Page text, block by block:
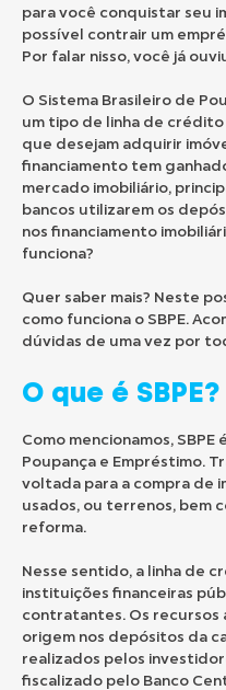
para você conquistar seu
possível contrair um
Por falar nisso, você já
O Sistema Brasileiro de
um tipo de linha de
que desejam adquirir
financiamento tem
mercado imobiliário,
bancos utilizarem os
nos financiamento
funciona?
Quer saber mais? Neste
como funciona o SBPE.
dúvidas de uma vez por
O que é SBPE?
Como mencionamos,
Poupança e Empréstimo.
voltada para a compra de
usados, ou terrenos, bem
reforma.
Nesse sentido, a linha de
instituições financeiras
contratantes. Os recursos
origem nos depósitos da
realizados pelos
fiscalizado pelo Banco